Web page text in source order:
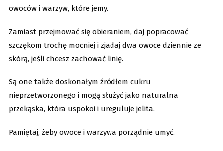
owoców i warzyw, które jemy.
Zamiast przejmować się obieraniem, daj popracować
szczękom trochę mocniej i zjadaj dwa owoce dziennie ze
skórą, jeśli chcesz zachować linię.
Są one także doskonałym źródłem cukru
nieprzetworzonego i mogą służyć jako naturalna
przekąska, która uspokoi i ureguluje jelita.
Pamiętaj, żeby owoce i warzywa porządnie umyć.